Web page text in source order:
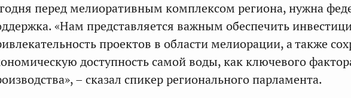
перед мелиоративным комплексом региона, нужна
«Нам представляется важным обеспечить
проектов в области мелиорации, а также
доступность самой воды, как ключевого
– сказал спикер регионального парламента.